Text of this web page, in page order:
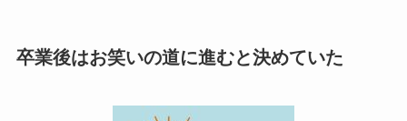
卒業後はお笑いの道に進むと決めていた